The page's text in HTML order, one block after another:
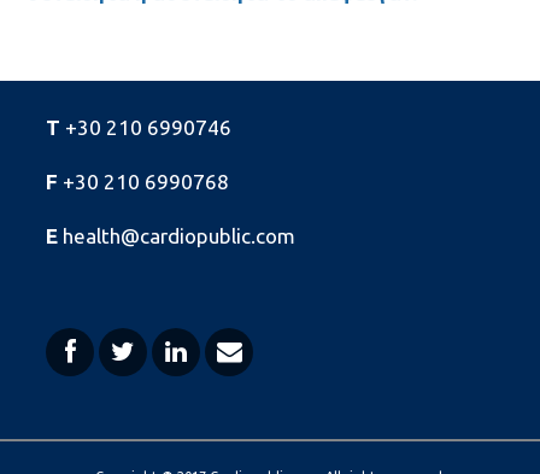
T +30 210 6990746
F +30 210 6990768
E health@cardiopublic.com